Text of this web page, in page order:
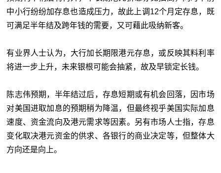
中小行纷纷加存息也造成压力，故此上调12个月定存息，既
可满足半年结及跨年钱的需要，又可藉此吸纳新客。
有业界人士认为，大行加长期限港元存息，或反映其料利率
将进一步上升，未来银根可能会抽紧，故及早锁定长钱。
陈志伟预期，半年结过后，存息短期或有机会回落，因市场
对美国进取加息的预期稍为降温，但最终视乎美国实际加息
速度、资金流向及港元需求等因素。另有市场人士指，存息
变化取决港元资金的供求、各银行的商业决定等，但整体大
方向还是向上。